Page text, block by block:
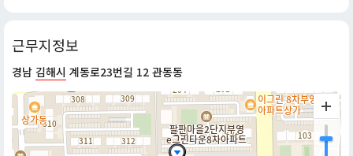
근무지정보
경남 김해시 계동로23번길 12 관동동